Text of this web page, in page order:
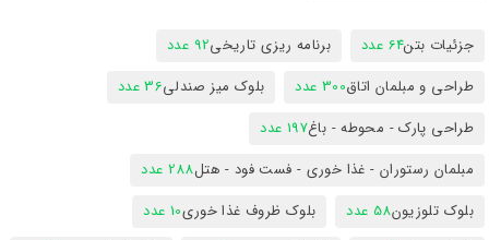
جزئیات بتن64 عدد برنامه ریزی تاریخی92 عدد
طراحی و مبلمان اتاق300 عدد بلوک میز صندلی36 عدد
طراحی پارک - محوطه - باغ197 عدد
مبلمان رستوران - غذا خوری - فست فود - هتل288 عدد
بلوک تلوزیون58 عدد بلوک ظروف غذا خوری10 عدد